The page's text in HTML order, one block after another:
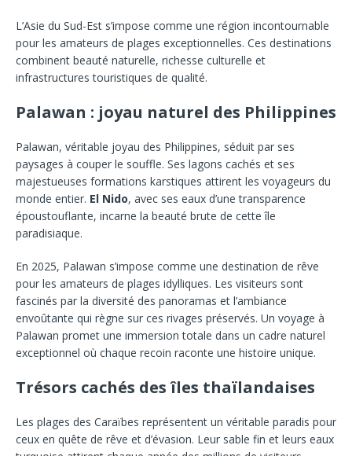
L’Asie du Sud-Est s’impose comme une région incontournable
pour les amateurs de plages exceptionnelles. Ces destinations
combinent beauté naturelle, richesse culturelle et
infrastructures touristiques de qualité.
Palawan : joyau naturel des Philippines
Palawan, véritable joyau des Philippines, séduit par ses
paysages à couper le souffle. Ses lagons cachés et ses
majestueuses formations karstiques attirent les voyageurs du
monde entier. El Nido, avec ses eaux d’une transparence
époustouflante, incarne la beauté brute de cette île
paradisiaque.
En 2025, Palawan s’impose comme une destination de rêve
pour les amateurs de plages idylliques. Les visiteurs sont
fascinés par la diversité des panoramas et l’ambiance
envoûtante qui règne sur ces rivages préservés. Un voyage à
Palawan promet une immersion totale dans un cadre naturel
exceptionnel où chaque recoin raconte une histoire unique.
Trésors cachés des îles thaïlandaises
Les plages des Caraïbes représentent un véritable paradis pour
ceux en quête de rêve et d’évasion. Leur sable fin et leurs eaux